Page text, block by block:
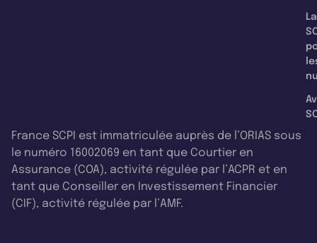
La
France SCPI est immatriculée auprès de l’ORIAS sous
le numéro 16002069 en tant que Courtier en
Assurance (COA), activité régulée par l’ACPR et en
tant que Conseiller en Investissement Financier
(CIF), activité régulée par l’AMF.